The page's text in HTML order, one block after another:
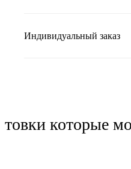
Индивидуальный заказ
которые